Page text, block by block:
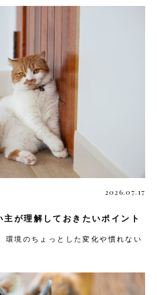
2026.07.17
が理解しておきたいポイント
環境のちょっとした変化や慣れない